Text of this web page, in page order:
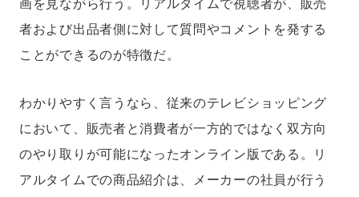
画を見ながら行う。リアルタイムで視聴者が、販売
者および出品者側に対して質問やコメントを発する
ことができるのが特徴だ。
わかりやすく言うなら、従来のテレビショッピング
において、販売者と消費者が一方的ではなく双方向
のやり取りが可能になったオンライン版である。リ
アルタイムでの商品紹介は、メーカーの社員が行う